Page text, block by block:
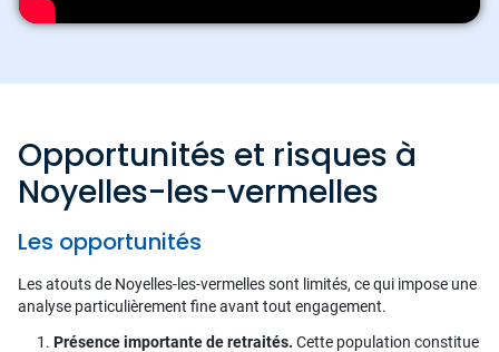
Opportunités et risques à
Noyelles-les-vermelles
Les opportunités
Les atouts de Noyelles-les-vermelles sont limités, ce qui impose une
analyse particulièrement fine avant tout engagement.
Présence importante de retraités. Cette population constitue